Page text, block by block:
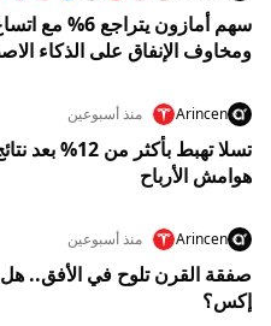
سهم أمازون
ومخاوف الإنفاق على الذكاء
Arincen منذ أسبوعين
تسلا تهبط
هوامش الأرباح
Arincen منذ أسبوعين
صفقة القرن تلوح في الأفق..
إكس؟